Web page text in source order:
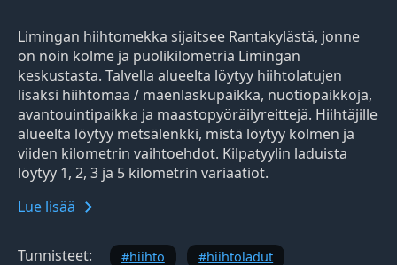
Limingan hiihtomekka sijaitsee Rantakylästä, jonne
on noin kolme ja puolikilometriä Limingan
keskustasta. Talvella alueelta löytyy hiihtolatujen
lisäksi hiihtomaa / mäenlaskupaikka, nuotiopaikkoja,
avantouintipaikka ja maastopyöräilyreittejä. Hiihtäjille
alueelta löytyy metsälenkki, mistä löytyy kolmen ja
viiden kilometrin vaihtoehdot. Kilpatyylin laduista
löytyy 1, 2, 3 ja 5 kilometrin variaatiot.
Lue lisää
Tunnisteet: hiihto hiihtoladut